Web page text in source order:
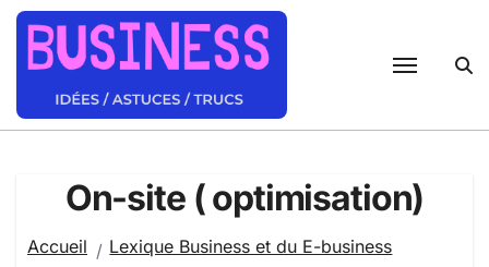
Passer
contenu
On-site ( optimisation)
Accueil
Lexique Business et du E-business